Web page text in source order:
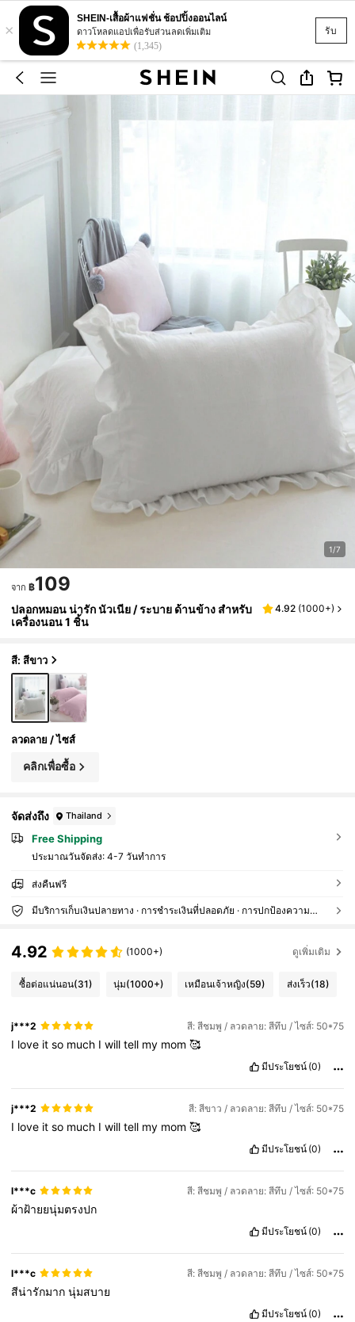
รับ
×
SHEIN-เสื้อผ้าแฟชั่น ช้อปปิ้งออนไลน์
ดาวโหลดแอปเพื่อรับส่วนลดเพิ่มเติม
(1,345)
1/7
จาก ฿109
ปลอกหมอน น่ารัก นัวเนีย / ระบาย ด้านข้าง สำหรับ
เครื่องนอน 1 ชิ้น
4.92 (1000+)
สี: สีขาว
ลวดลาย / ไซส์
คลิกเพื่อซื้อ
จัดส่งถึง Thailand
Free Shipping
ประมาณวันจัดส่ง: 4-7 วันทำการ
ส่งคืนฟรี
มีบริการเก็บเงินปลายทาง · การชำระเงินที่ปลอดภัย · การปกป้องความเป็นส่วนตัว
4.92 (1000+) ดูเพิ่มเติม
ซื้อต่อแน่นอน(31) นุ่ม(1000+) เหมือนเจ้าหญิง(59) ส่งเร็ว(18)
j***2 สี: สีชมพู / ลวดลาย: สีทึบ / ไซส์: 50*75
I love itso much Iwilltell my mom🥰
มีประโยชน์ (0)
j***2 สี: สีขาว / ลวดลาย: สีทึบ / ไซส์: 50*75
I love itso much Iwilltell my mom🥰
มีประโยชน์ (0)
l***c สี: สีชมพู / ลวดลาย: สีทึบ / ไซส์: 50*75
ผ้าฝ้ายยนุ่มตรงปก
มีประโยชน์ (0)
l***c สี: สีชมพู / ลวดลาย: สีทึบ / ไซส์: 50*75
สีน่ารักมากนุ่มสบาย
มีประโยชน์ (0)